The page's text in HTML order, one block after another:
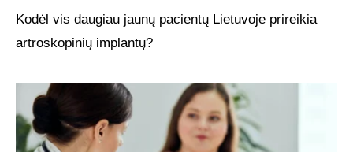
Kodėl vis daugiau jaunų pacientų Lietuvoje prireikia
artroskopinių implantų?